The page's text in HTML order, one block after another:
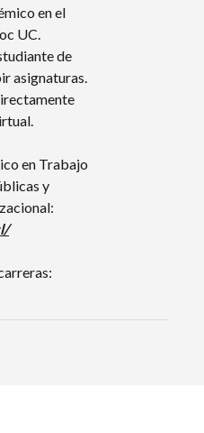
en el
UC.
de
asignaturas.
en Trabajo
y